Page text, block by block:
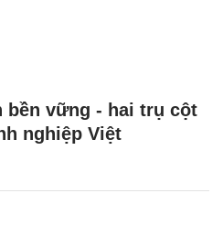
bền vững - hai trụ cột
nghiệp Việt